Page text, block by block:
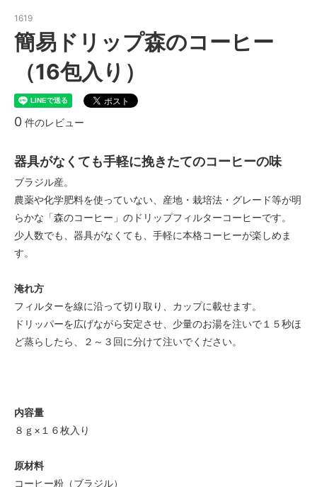
1619
簡易ドリップ森のコーヒー
（16包入り）
0 件のレビュー
器具がなくても手軽に挽きたてのコーヒーの味
ブラジル産。
農薬や化学肥料を使っていない、産地・栽培法・グレード等が明
らかな「森のコーヒー」のドリップフィルターコーヒーです。
少人数でも、器具がなくても、手軽に本格コーヒーが楽しめま
す。
淹れ方
フィルターを線に沿って切り取り、カップに載せます。
ドリッパーを広げながら安定させ、少量のお湯を注いで１５秒ほ
ど蒸らしたら、２～３回に分けて注いでください。
内容量
８ｇ×１６枚入り
原材料
コーヒー粉（ブラジル）